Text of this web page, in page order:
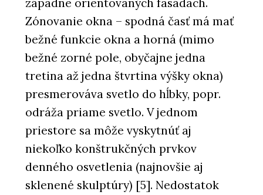
západne orientovaných fasádach.
Zónovanie okna – spodná časť má mať
bežné funkcie okna a horná (mimo
bežné zorné pole, obyčajne jedna
tretina až jedna štvrtina výšky okna)
presmerováva svetlo do hĺbky, popr.
odráža priame svetlo. V jednom
priestore sa môže vyskytnúť aj
niekoľko konštrukčných prvkov
denného osvetlenia (najnovšie aj
sklenené skulptúry) [5]. Nedostatok